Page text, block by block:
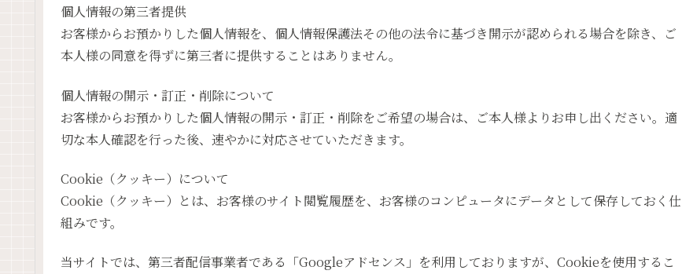
個人情報の第三者提供
お客様からお預かりした個人情報を、個人情報保護法その他の法令に基づき開示が認められる場合を除き、ご
本人様の同意を得ずに第三者に提供することはありません。
個人情報の開示・訂正・削除について
お客様からお預かりした個人情報の開示・訂正・削除をご希望の場合は、ご本人様よりお申し出ください。適
切な本人確認を行った後、速やかに対応させていただきます。
Cookie（クッキー）について
Cookie（クッキー）とは、お客様のサイト閲覧履歴を、お客様のコンピュータにデータとして保存しておく仕
組みです。
当サイトでは、第三者配信事業者である「Googleアドセンス」を利用しておりますが、Cookieを使用するこ